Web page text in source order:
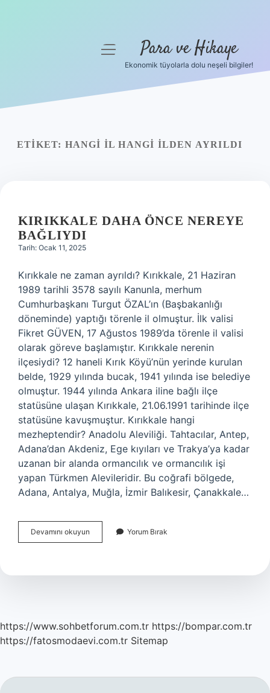
Yasal Uyarı
menüyü
Para ve Hikaye
Ekonomik tüyolarla dolu neşeli bilgiler!
ETIKET: HANGI IL HANGI ILDEN AYRILDI
KIRIKKALE DAHA ÖNCE NEREYE
BAĞLIYDI
Tarih: Ocak 11, 2025
Kırıkkale ne zaman ayrıldı? Kırıkkale, 21 Haziran
1989 tarihli 3578 sayılı Kanunla, merhum
Cumhurbaşkanı Turgut ÖZAL’ın (Başbakanlığı
döneminde) yaptığı törenle il olmuştur. İlk valisi
Fikret GÜVEN, 17 Ağustos 1989’da törenle il valisi
olarak göreve başlamıştır. Kırıkkale nerenin
ilçesiydi? 12 haneli Kırık Köyü’nün yerinde kurulan
belde, 1929 yılında bucak, 1941 yılında ise belediye
olmuştur. 1944 yılında Ankara iline bağlı ilçe
statüsüne ulaşan Kırıkkale, 21.06.1991 tarihinde ilçe
statüsüne kavuşmuştur. Kırıkkale hangi
mezheptendir? Anadolu Aleviliği. Tahtacılar, Antep,
Adana’dan Akdeniz, Ege kıyıları ve Trakya’ya kadar
uzanan bir alanda ormancılık ve ormancılık işi
yapan Türkmen Alevileridir. Bu coğrafi bölgede,
Adana, Antalya, Muğla, İzmir Balıkesir, Çanakkale…
Devamını okuyun Kırıkkale
Daha
Bağlıydı
Yorum Bırak
https://www.sohbetforum.com.tr https://bompar.com.tr
https://fatosmodaevi.com.tr Sitemap